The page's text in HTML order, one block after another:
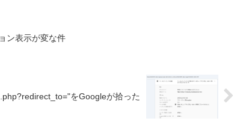
ン表示が変な件
をGoogleが拾った